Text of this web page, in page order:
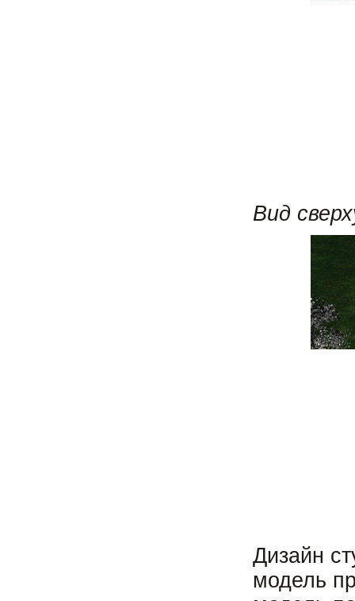
Вид
Дизайн
модель